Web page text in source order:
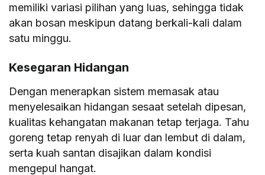
memiliki variasi pilihan yang luas, sehingga tidak
akan bosan meskipun datang berkali-kali dalam
satu minggu.
Kesegaran Hidangan
Dengan menerapkan sistem memasak atau
menyelesaikan hidangan sesaat setelah dipesan,
kualitas kehangatan makanan tetap terjaga. Tahu
goreng tetap renyah di luar dan lembut di dalam,
serta kuah santan disajikan dalam kondisi
mengepul hangat.